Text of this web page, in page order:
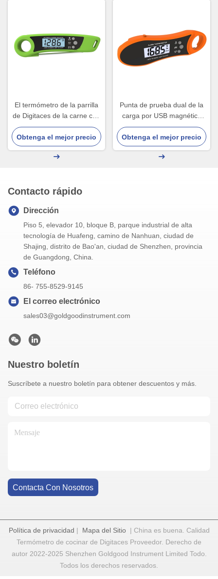
El termómetro de la parrilla
de Digitaces de la carne con
instante de la punta de
prueba aprisa leyó
Obtenga el mejor precio
Punta de prueba dual de la
carga por USB magnética
del termómetro de la parrilla
de Digitaces de los
temporeros
Obtenga el mejor precio
Contacto rápido
Dirección
Piso 5, elevador 10, bloque B, parque industrial de alta
tecnología de Huafeng, camino de Nanhuan, ciudad de
Shajing, distrito de Bao'an, ciudad de Shenzhen, provincia
de Guangdong, China.
Teléfono
86- 755-8529-9145
El correo electrónico
sales03@goldgoodinstrument.com
Nuestro boletín
Suscríbete a nuestro boletín para obtener descuentos y más.
Contacta Con Nosotros
Política de privacidad | Mapa del Sitio| China es buena. Calidad
Termómetro de cocinar de Digitaces Proveedor. Derecho de
autor 2022-2025 Shenzhen Goldgood Instrument Limited Todo.
Todos los derechos reservados.